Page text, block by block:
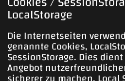
LocalStorage
Die Internetseiten
genannte Cookies,
SessionStorage. Dies
Angebot